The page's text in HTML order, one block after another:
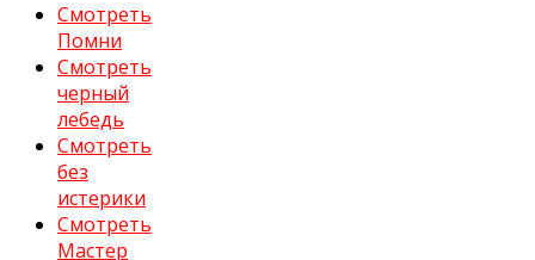
Смотреть
Помни
Смотреть
черный
лебедь
Смотреть
без
истерики
Смотреть
Мастер